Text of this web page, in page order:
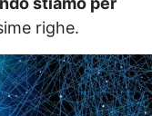
righe.